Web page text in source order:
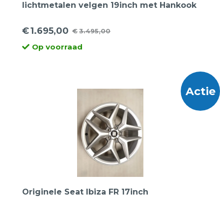
lichtmetalen velgen 19inch met Hankook
zomerbanden.
€3.495,00
Oorspronkelijke
prijs
€1.695,00
Huidige
prijsOp voorraad
Actie
Originele Seat Ibiza FR 17inch